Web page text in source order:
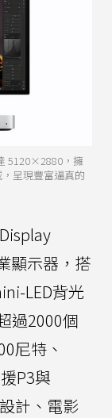
5120×2880，擁
呈現豐富逼真的
顯示器，搭
LED背光
過2000個
尼特、
P3與
計、電影